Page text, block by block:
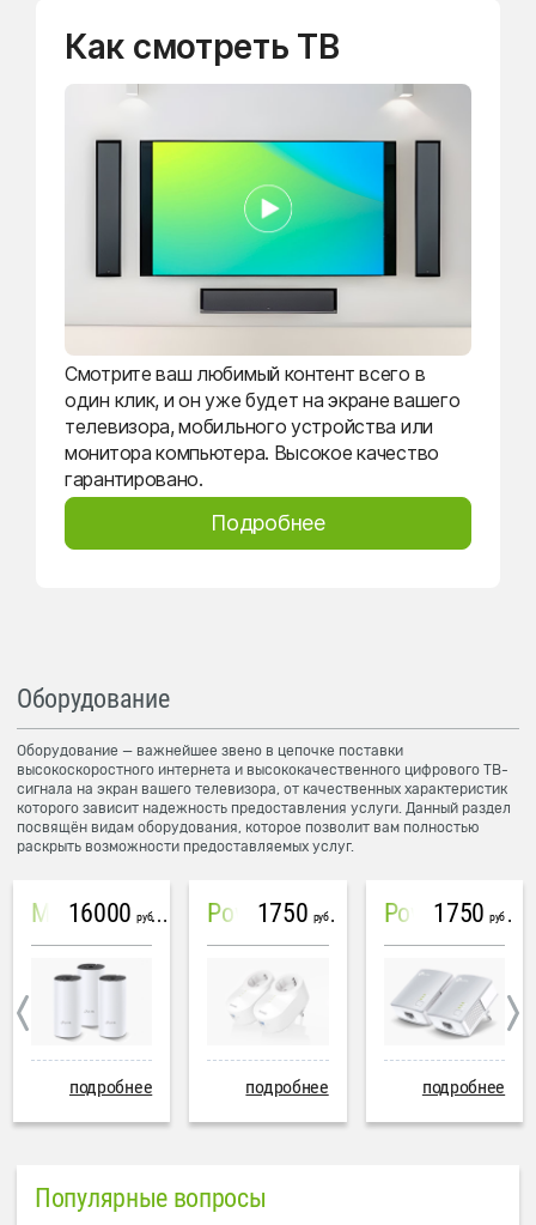
Как смотреть ТВ
Смотрите ваш любимый контент всего в
один клик, и он уже будет на экране вашего
телевизора, мобильного устройства или
монитора компьютера. Высокое качество
гарантировано.
Подробнее
Оборудование
Оборудование — важнейшее звено в цепочке поставки
высокоскоростного интернета и высококачественного цифрового ТВ-
сигнала на экран вашего телевизора, от качественных характеристик
которого зависит надежность предоставления услуги. Данный раздел
посвящён видам оборудования, которое позволит вам полностью
раскрыть возможности предоставляемых услуг.
Mesh система TP-Link Deco M4 (3 устройства)
16000 руб
подробнее
PowerLine Tenda PH6
1750 руб
подробнее
PowerLine TP-Link AV600
1750 руб
подробнее
Популярные вопросы